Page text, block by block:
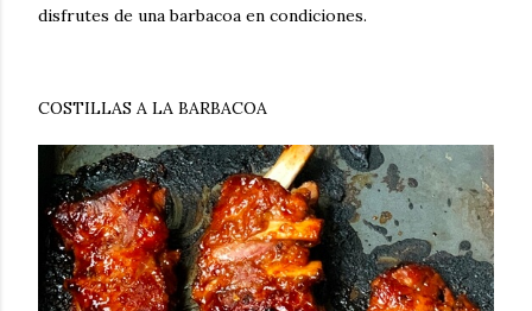
disfrutes de una barbacoa en condiciones.
COSTILLAS A LA BARBACOA